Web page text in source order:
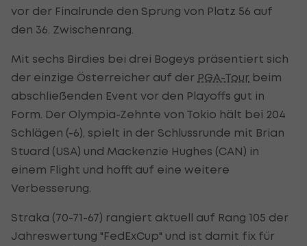
vor der Finalrunde den Sprung von Platz 56 auf
den 36. Zwischenrang.
Mit sechs Birdies bei drei Bogeys präsentiert sich
der einzige Österreicher auf der PGA-Tour beim
abschließenden Event vor den Playoffs gut in
Form. Der Olympia-Zehnte von Tokio hält bei 204
Schlägen (-6), spielt in der Schlussrunde mit Brian
Stuard (USA) und Mackenzie Hughes (CAN) in
einem Flight und hofft auf eine weitere
Verbesserung.
Straka (70-71-67) rangiert aktuell auf Rang 105 der
Jahreswertung "FedExCup" und ist damit fix für